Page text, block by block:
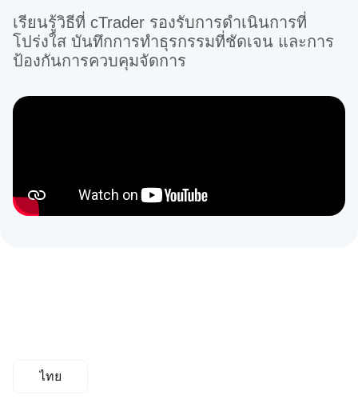
เรียนรู้วิธีที่ cTrader รองรับการดำเนินการที่
โปร่งใส บันทึกการทำธุรกรรมที่ชัดเจน และการ
ป้องกันการควบคุมจัดการ
ไทย